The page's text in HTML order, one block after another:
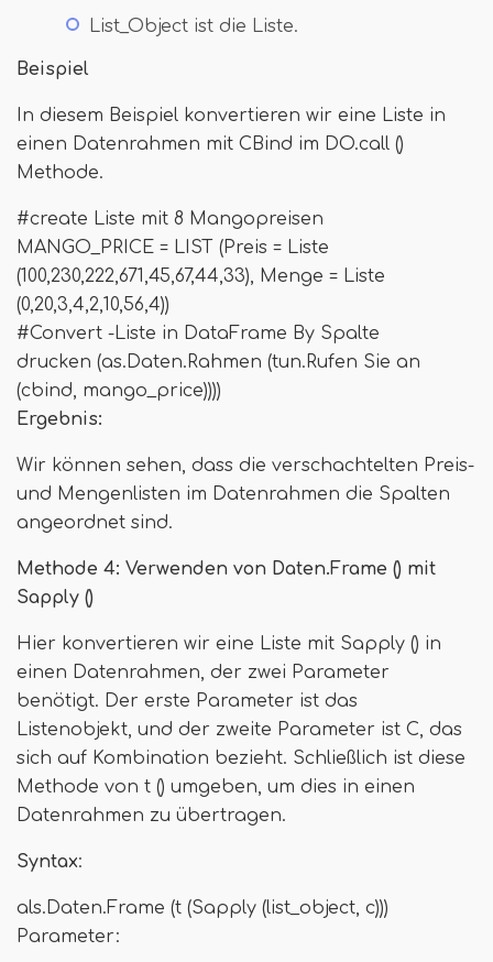
List_Object ist die Liste.
Beispiel
In diesem Beispiel konvertieren wir eine Liste in
einen Datenrahmen mit CBind im DO.call ()
Methode.
#create Liste mit 8 Mangopreisen
MANGO_PRICE = LIST (Preis = Liste
(100,230,222,671,45,67,44,33), Menge = Liste
(0,20,3,4,2,10,56,4))
#Convert -Liste in DataFrame By Spalte
drucken (as.Daten.Rahmen (tun.Rufen Sie an
(cbind, mango_price))))
Ergebnis:
Wir können sehen, dass die verschachtelten Preis-
und Mengenlisten im Datenrahmen die Spalten
angeordnet sind.
Methode 4: Verwenden von Daten.Frame () mit
Sapply ()
Hier konvertieren wir eine Liste mit Sapply () in
einen Datenrahmen, der zwei Parameter
benötigt. Der erste Parameter ist das
Listenobjekt, und der zweite Parameter ist C, das
sich auf Kombination bezieht. Schließlich ist diese
Methode von t () umgeben, um dies in einen
Datenrahmen zu übertragen.
Syntax:
als.Daten.Frame (t (Sapply (list_object, c)))
Parameter: